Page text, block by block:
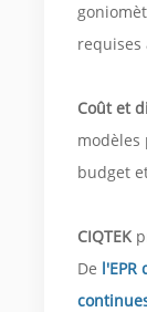
requises
Coût et
modèles
budget
CIQTEK
De l'EPR